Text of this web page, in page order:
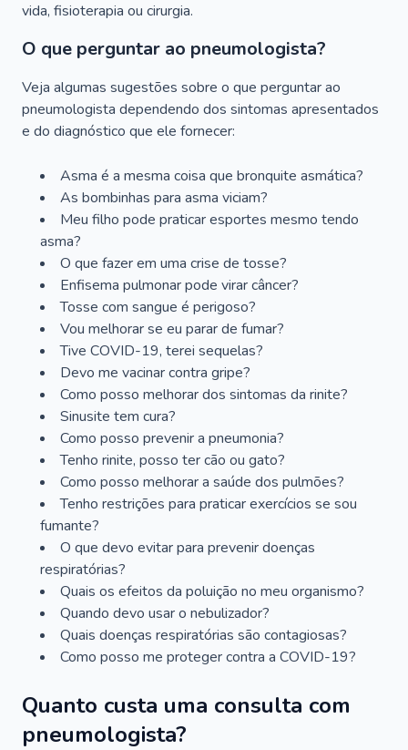
vida, fisioterapia ou cirurgia.
O que perguntar ao pneumologista?
Veja algumas sugestões sobre o que perguntar ao
pneumologista dependendo dos sintomas apresentados
e do diagnóstico que ele fornecer:
Asma é a mesma coisa que bronquite asmática?
As bombinhas para asma viciam?
Meu filho pode praticar esportes mesmo tendo
asma?
O que fazer em uma crise de tosse?
Enfisema pulmonar pode virar câncer?
Tosse com sangue é perigoso?
Vou melhorar se eu parar de fumar?
Tive COVID-19, terei sequelas?
Devo me vacinar contra gripe?
Como posso melhorar dos sintomas da rinite?
Sinusite tem cura?
Como posso prevenir a pneumonia?
Tenho rinite, posso ter cão ou gato?
Como posso melhorar a saúde dos pulmões?
Tenho restrições para praticar exercícios se sou
fumante?
O que devo evitar para prevenir doenças
respiratórias?
Quais os efeitos da poluição no meu organismo?
Quando devo usar o nebulizador?
Quais doenças respiratórias são contagiosas?
Como posso me proteger contra a COVID-19?
Quanto custa uma consulta com
pneumologista?